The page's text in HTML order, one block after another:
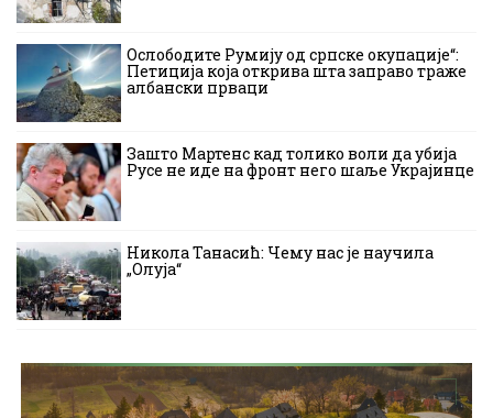
Ослободите Румију од српске окупације“:
Петиција која открива шта заправо траже
албански прваци
Зашто Мартенс кад толико воли да убија
Русе не иде на фронт него шаље Украјинце
Никола Танасић: Чему нас је научила
„Олуја“